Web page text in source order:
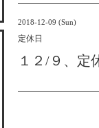
2018-12-09 (Sun)
定休日
１２/９、定